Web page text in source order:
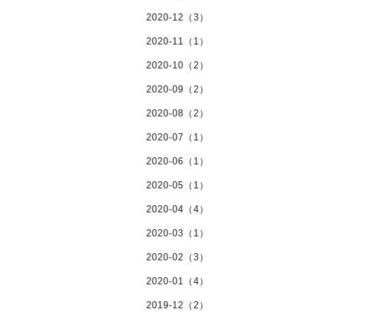
2020-12（3）
2020-11（1）
2020-10（2）
2020-09（2）
2020-08（2）
2020-07（1）
2020-06（1）
2020-05（1）
2020-04（4）
2020-03（1）
2020-02（3）
2020-01（4）
2019-12（2）